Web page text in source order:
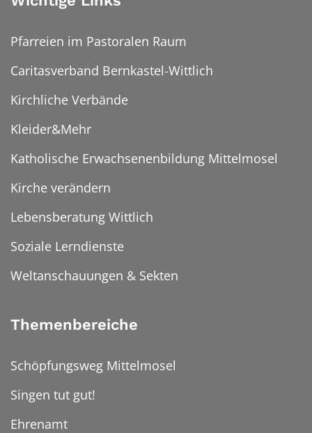
Pfarreien im Pastoralen Raum
Caritasverband Bernkastel-Wittlich
Kirchliche Verbände
Kleider&Mehr
Katholische Erwachsenenbildung Mittelmosel
Kirche verändern
Lebensberatung Wittlich
Soziale Lerndienste
Weltanschauungen & Sekten
Themenbereiche
Schöpfungsweg Mittelmosel
Singen tut gut!
Ehrenamt